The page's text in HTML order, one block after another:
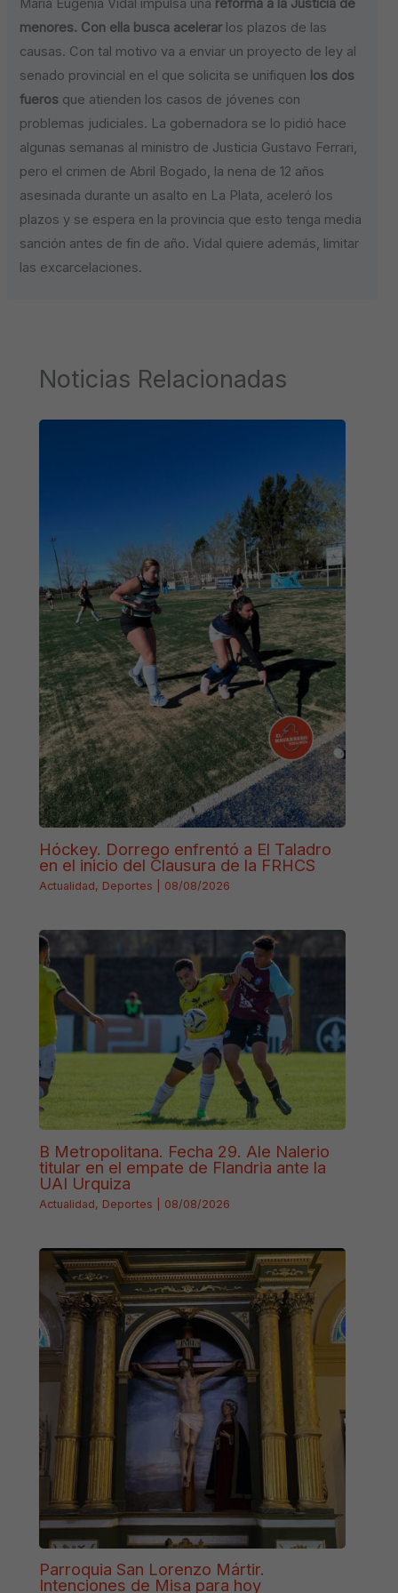
María Eugenia Vidal impulsa una reforma a la Justicia de
menores. Con ella busca acelerar los plazos de las
causas. Con tal motivo va a enviar un proyecto de ley al
senado provincial en el que solicita se unifiquen los dos
fueros que atienden los casos de jóvenes con
problemas judiciales. La gobernadora se lo pidió hace
algunas semanas al ministro de Justicia Gustavo Ferrari,
pero el crimen de Abril Bogado, la nena de 12 años
asesinada durante un asalto en La Plata, aceleró los
plazos y se espera en la provincia que esto tenga media
sanción antes de fin de año. Vidal quiere además, limitar
las excarcelaciones.
Noticias Relacionadas
Hóckey. Dorrego enfrentó a El Taladro
en el inicio del Clausura de la FRHCS
Actualidad, Deportes 08/08/2026
B Metropolitana. Fecha 29. Ale Nalerio
titular en el empate de Flandria ante la
UAI Urquiza
Actualidad, Deportes 08/08/2026
Parroquia San Lorenzo Mártir.
Intenciones de Misa para hoy